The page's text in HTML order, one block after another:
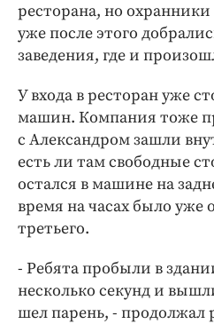
ресторана, но
уже после этого
заведения, где и
У входа в ресторан уже
машин. Компания тоже
с Александром зашли
есть ли там свободные
остался в машине на
время на часах было уже
третьего.
- Ребята пробыли в
несколько секунд и
шел парень, - продолжал